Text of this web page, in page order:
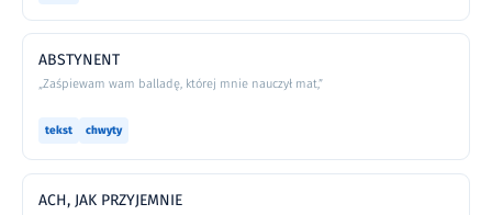
ABSTYNENT
„Zaśpiewam wam balladę, której mnie nauczył mat,”
tekst chwyty
ACH, JAK PRZYJEMNIE